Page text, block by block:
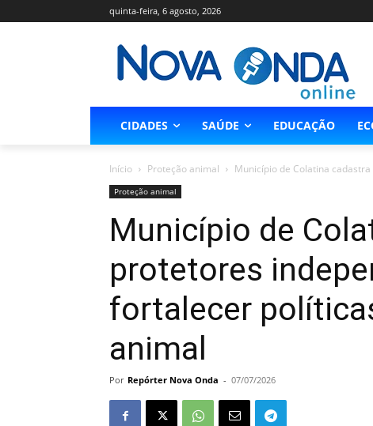
quinta-feira, 6 agosto, 2026
CIDADES SAÚDE EDUCAÇÃO
Início Proteção animal Município de Colatina
Proteção animal
Município de
protetores
fortalecer
animal
Por Repórter Nova Onda - 07/07/2026